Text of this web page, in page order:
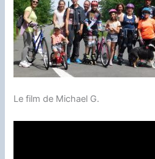
Le film de Michael G.